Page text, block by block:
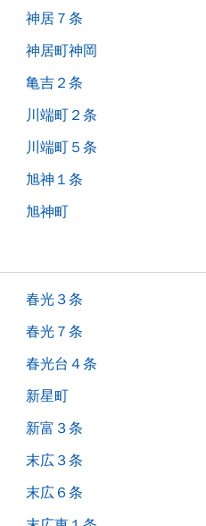
神居７条
神居町神岡
亀吉２条
川端町２条
川端町５条
旭神１条
旭神町
春光３条
春光７条
春光台４条
新星町
新富３条
末広３条
末広６条